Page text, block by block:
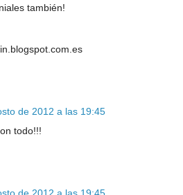
también!
de 2012 a las 19:45
todo!!!
de 2012 a las 19:45